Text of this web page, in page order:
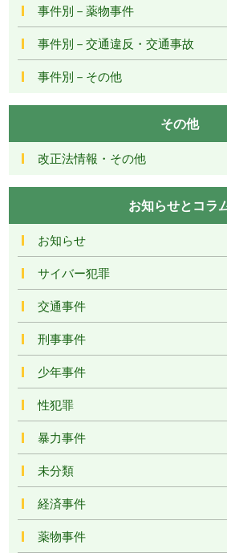
事件別－薬物事件
事件別－交通違反・交通事故
事件別－その他
その他
改正法情報・その他
お知らせとコラ
お知らせ
サイバー犯罪
交通事件
刑事事件
少年事件
性犯罪
暴力事件
未分類
経済事件
薬物事件